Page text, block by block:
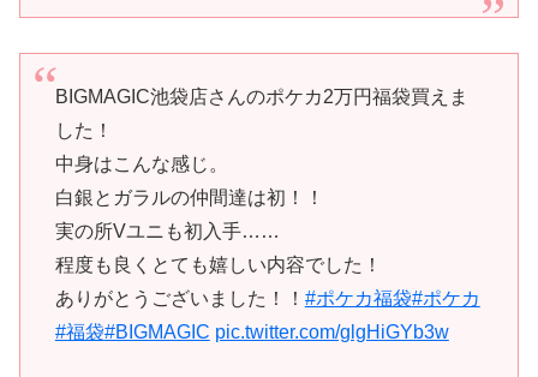
BIGMAGIC池袋店さんのポケカ2万円福袋買えま
した！
中身はこんな感じ。
白銀とガラルの仲間達は初！！
実の所Vユニも初入手……
程度も良くとても嬉しい内容でした！
ありがとうございました！！ #ポケカ福袋#ポケカ
#福袋#BIGMAGIC pic.twitter.com/glgHiGYb3w